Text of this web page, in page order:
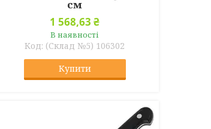
см
1 568,63 ₴
В наявності
(Склад №5) 106302
Купити